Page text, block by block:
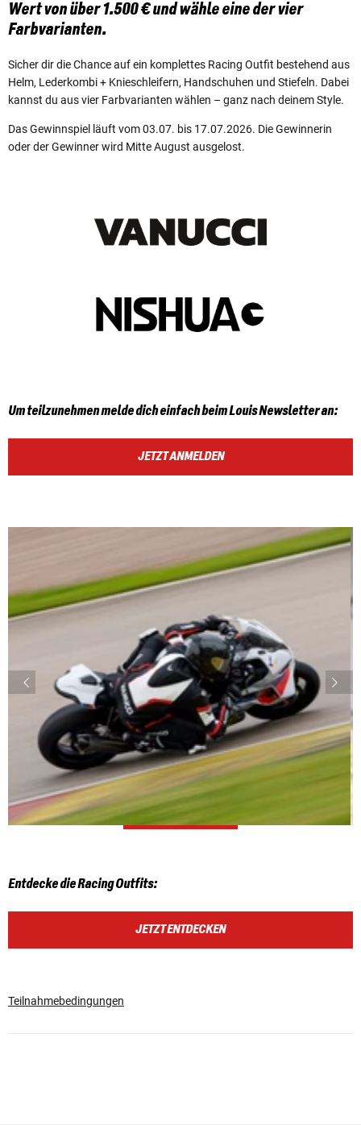
Wert von über 1.500 € und wähle eine der vier
Farbvarianten.
Sicher dir die Chance auf ein komplettes Racing Outfit bestehend aus
Helm, Lederkombi + Knieschleifern, Handschuhen und Stiefeln. Dabei
kannst du aus vier Farbvarianten wählen – ganz nach deinem Style.
Das Gewinnspiel läuft vom 03.07. bis 17.07.2026. Die Gewinnerin
oder der Gewinner wird Mitte August ausgelost.
Um teilzunehmen melde dich einfach beim Louis Newsletter an:
JETZT ANMELDEN
Entdecke die Racing Outfits:
JETZT ENTDECKEN
Teilnahmebedingungen